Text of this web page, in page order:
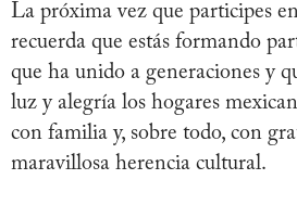
La próxima vez que participes
recuerda que estás formando
que ha unido a generaciones y
luz y alegría los hogares
con familia y, sobre todo, con
maravillosa herencia cultural.